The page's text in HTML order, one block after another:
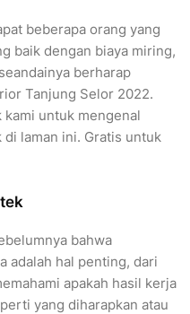
beberapa orang yang
baik dengan biaya miring,
berharap
Tanjung Selor 2022.
untuk mengenal
laman ini. Gratis untuk
bahwa
adalah hal penting, dari
apakah hasil kerja
yang diharapkan atau